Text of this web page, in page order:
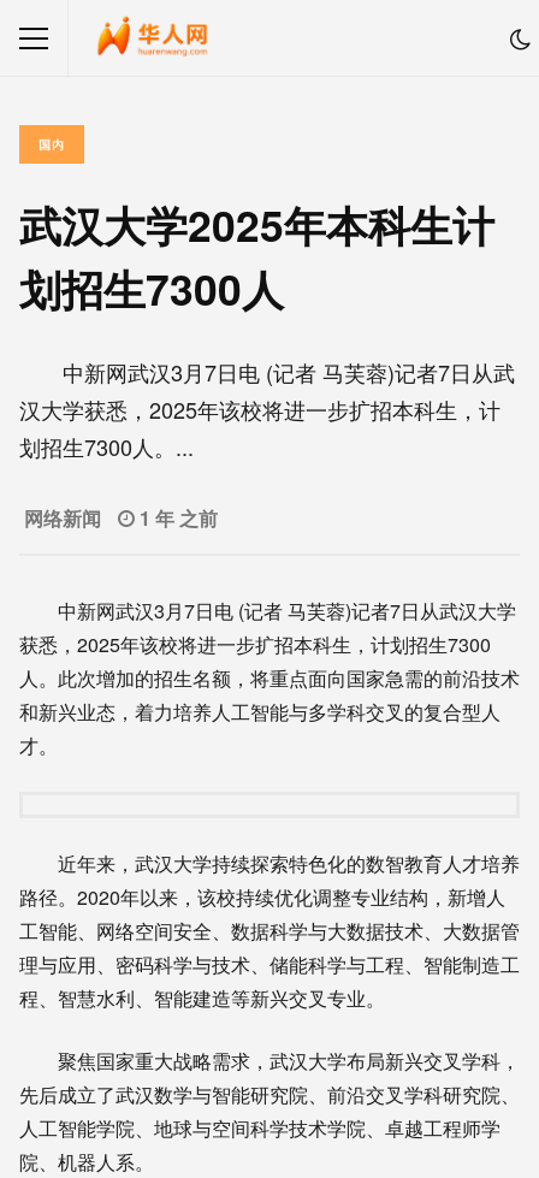
国内
武汉大学2025年本科生计
划招生7300人
中新网武汉3月7日电 (记者 马芙蓉)记者7日从武
汉大学获悉，2025年该校将进一步扩招本科生，计
划招生7300人。...
网络新闻 1 年 之前
中新网武汉3月7日电 (记者 马芙蓉)记者7日从武汉大学
获悉，2025年该校将进一步扩招本科生，计划招生7300
人。此次增加的招生名额，将重点面向国家急需的前沿技术
和新兴业态，着力培养人工智能与多学科交叉的复合型人
才。
近年来，武汉大学持续探索特色化的数智教育人才培养
路径。2020年以来，该校持续优化调整专业结构，新增人
工智能、网络空间安全、数据科学与大数据技术、大数据管
理与应用、密码科学与技术、储能科学与工程、智能制造工
程、智慧水利、智能建造等新兴交叉专业。
聚焦国家重大战略需求，武汉大学布局新兴交叉学科，
先后成立了武汉数学与智能研究院、前沿交叉学科研究院、
人工智能学院、地球与空间科学技术学院、卓越工程师学
院、机器人系。